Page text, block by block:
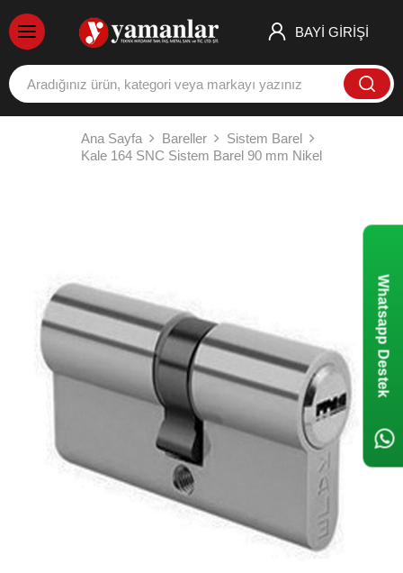
BAYİ GİRİŞİ
Ana Sayfa Bareller
Sistem Barel
Kale 164 SNC Sistem Barel 90 mm Nikel
Whatsapp Destek